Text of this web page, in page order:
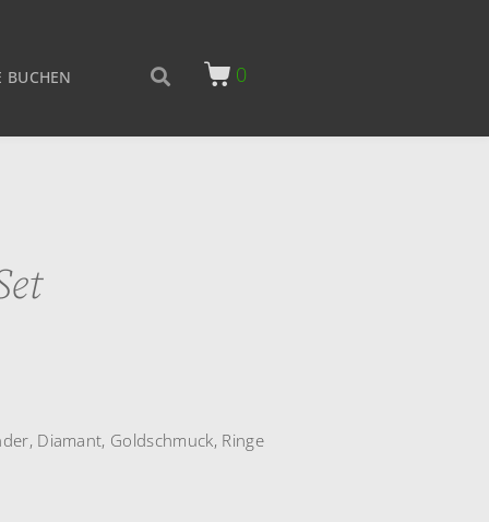
BUCHEN 0
, Diamant, Goldschmuck, Ringe